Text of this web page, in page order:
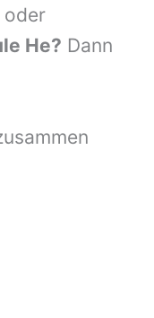
oder
He? Dann